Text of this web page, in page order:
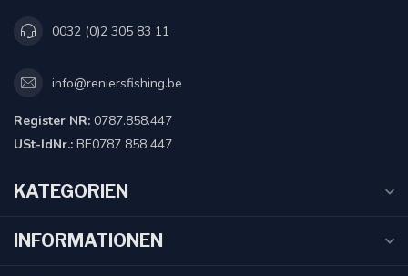
0032 (0)2 305 83 11
info@reniersfishing.be
Register NR: 0787.858.447
USt-IdNr.: BE0787 858 447
KATEGORIEN
INFORMATIONEN